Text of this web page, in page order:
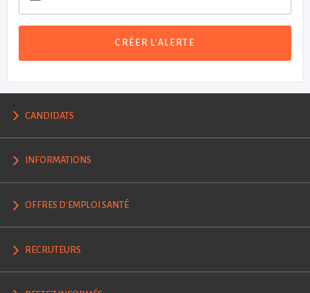
CRÉER L'ALERTE
CANDIDATS
INFORMATIONS
OFFRES D'EMPLOI SANTÉ
RECRUTEURS